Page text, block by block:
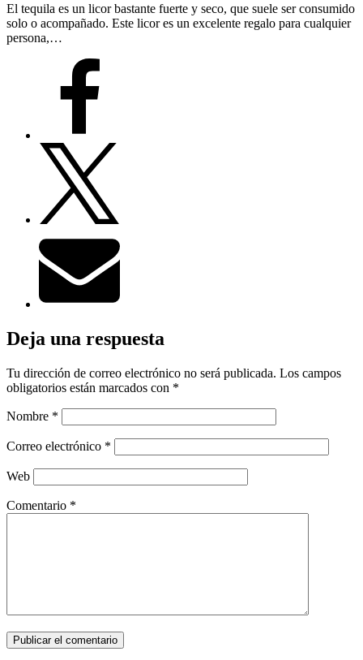
El tequila es un licor bastante fuerte y seco, que suele ser consumido
solo o acompañado. Este licor es un excelente regalo para cualquier
persona,…
Deja una respuesta
Tu dirección de correo electrónico no será publicada. Los campos
obligatorios están marcados con *
Nombre *
Correo electrónico *
Web
Comentario *